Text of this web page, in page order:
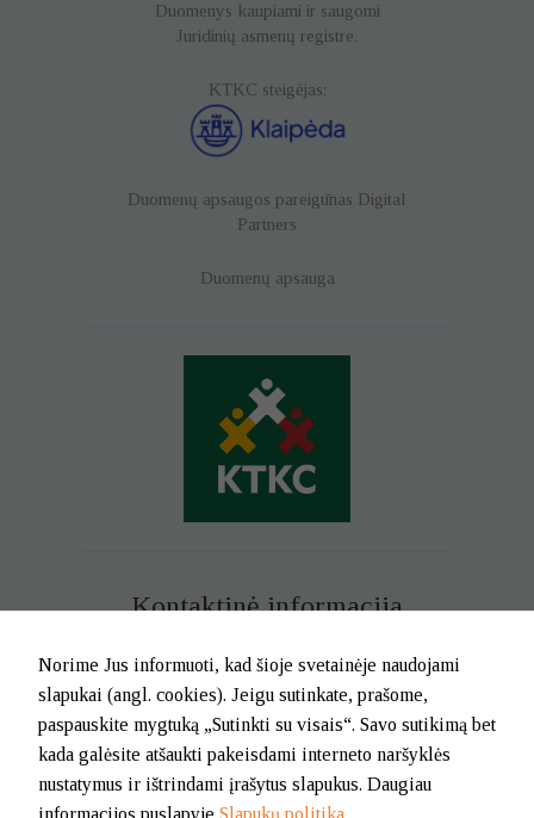
Duomenys kaupiami ir saugomi
Juridinių asmenų registre.
KTKC steigėjas:
Duomenų apsaugos pareigūnas Digital
Partners
Duomenų apsauga
Kontaktinė informacija
Mob. tel. +370 699 73 229
Tel. (0-46) 21 02 83
El.p. info@klaipedatkc.lt
K. Donelaičio g. 6B, Klaipėda
Norime Jus informuoti, kad šioje svetainėje naudojami
slapukai (angl. cookies). Jeigu sutinkate, prašome,
paspauskite mygtuką „Sutinkti su visais“. Savo sutikimą bet
kada galėsite atšaukti pakeisdami interneto naršyklės
nustatymus ir ištrindami įrašytus slapukus. Daugiau
informacijos puslapyje Slapukų politika